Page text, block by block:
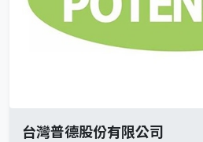
台灣普德股份有限公司